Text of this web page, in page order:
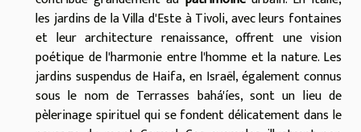
les jardins de la Villa d'Este à Tivoli, avec leurs fontaines
et leur architecture renaissance, offrent une vision
poétique de l'harmonie entre l'homme et la nature. Les
jardins suspendus de Haifa, en Israël, également connus
sous le nom de Terrasses bahá'íes, sont un lieu de
pèlerinage spirituel qui se fondent délicatement dans le